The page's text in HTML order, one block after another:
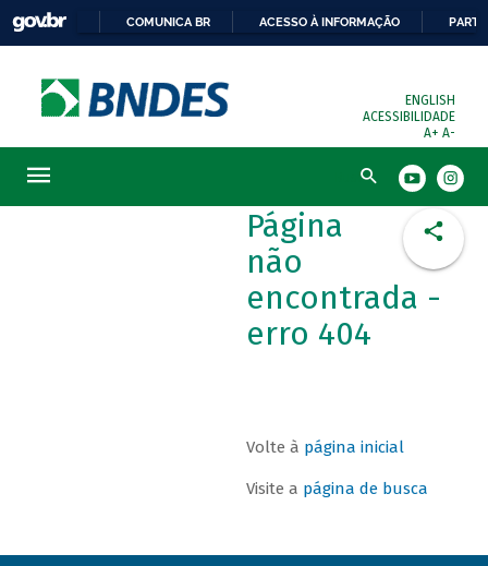
COMUNICA BR ACESSO À INFORMAÇÃO
ENGLISH
ACESSIBILIDADE
A+ A-
Busca
Página
não
encontrada -
erro 404
Volte à página inicial
Visite a página de busca